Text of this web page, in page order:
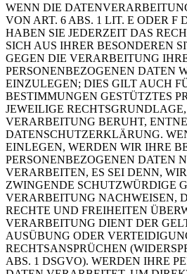
WENN DIE
VON ART. 6 ABS. 1 LIT. E ODER F
HABEN SIE JEDERZEIT DAS
SICH AUS IHRER BESONDEREN
GEGEN DIE VERARBEITUNG
PERSONENBEZOGENEN DATEN
EINZULEGEN; DIES GILT AUCH
BESTIMMUNGEN GESTÜTZTES
JEWEILIGE
VERARBEITUNG BERUHT,
DATENSCHUTZERKLÄRUNG.
EINLEGEN, WERDEN WIR IHRE
PERSONENBEZOGENEN DATEN
VERARBEITEN, ES SEI DENN,
ZWINGENDE SCHUTZWÜRDIGE
VERARBEITUNG NACHWEISEN,
RECHTE UND FREIHEITEN
VERARBEITUNG DIENT DER
AUSÜBUNG ODER
RECHTSANSPRÜCHEN
ABS. 1 DSGVO). WERDEN IHRE